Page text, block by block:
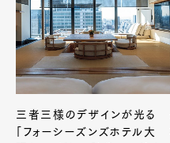
三者三様のデザインが光る
「フォーシーズンズホテル大